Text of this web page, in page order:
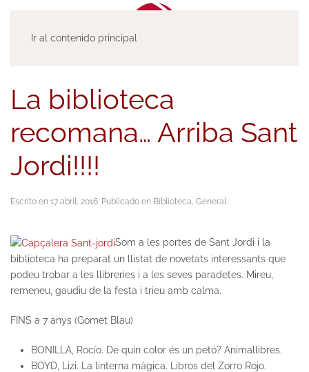
Ir al contenido principal
La biblioteca
recomana… Arriba Sant
Jordi!!!!
Escrito en 17 abril, 2016. Publicado en Biblioteca, General.
Som a les portes de Sant Jordi i la
biblioteca ha preparat un llistat de novetats interessants que
podeu trobar a les llibreries i a les seves paradetes. Mireu,
remeneu, gaudiu de la festa i trieu amb calma.
FINS a 7 anys (Gomet Blau)
BONILLA, Rocío. De quin color és un petó? Animallibres.
BOYD, Lizi. La linterna màgica. Libros del Zorro Rojo.